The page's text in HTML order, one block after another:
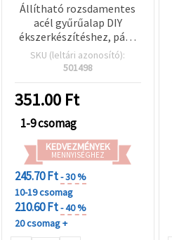
Állítható rozsdamentes
acél gyűrűalap DIY
ékszerkészítéshez, pánt
19,5 x 3–5 mm, belső
átmérő 18 mm, 12 mm-es
SKU (leltári azonosító):
501498
351.00 Ft
1-9 csomag
KEDVEZMÉNYEK
MENNYISÉGHEZ
245.70 Ft- 30 %
10-19 csomag
210.60 Ft- 40 %
20 csomag +